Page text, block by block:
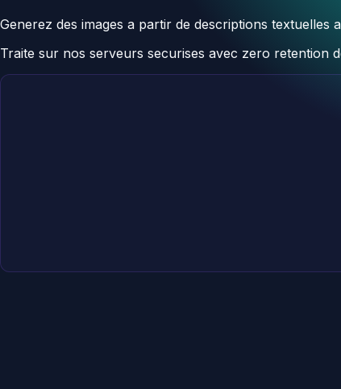
Generez des images a partir de descriptions
Traite sur nos serveurs securises avec zero retention